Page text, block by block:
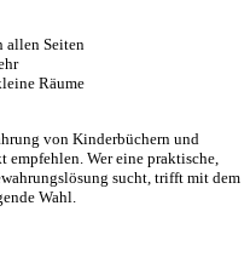
allen Seiten
Räume
von Kinderbüchern und
Wer eine praktische,
sucht, trifft mit dem
Wahl.